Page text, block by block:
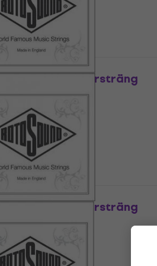
056 Enkel gitarrsträng
MUZMUZ-30
052 Enkel gitarrsträng